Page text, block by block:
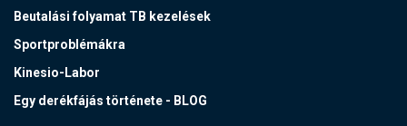
Beutalási folyamat TB kezelések
Sportproblémákra
Kinesio-Labor
Egy derékfájás története - BLOG